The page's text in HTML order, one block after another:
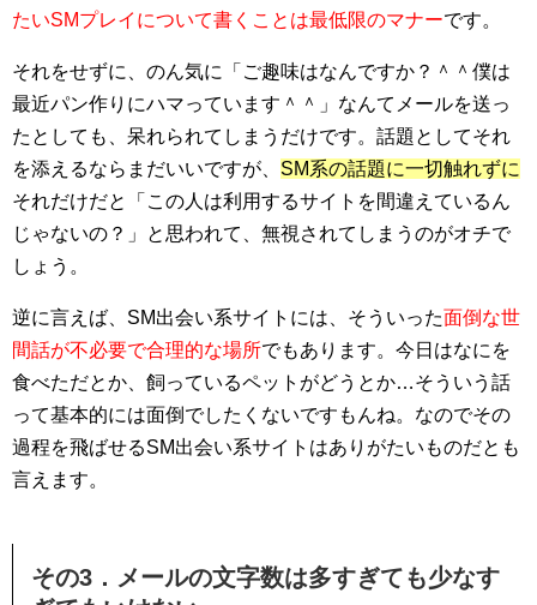
たいSMプレイについて書くことは最低限のマナーです。
それをせずに、のん気に「ご趣味はなんですか？＾＾僕は
最近パン作りにハマっています＾＾」なんてメールを送っ
たとしても、呆れられてしまうだけです。話題としてそれ
を添えるならまだいいですが、 SM系の話題に一切触れずに
それだけだと「この人は利用するサイトを間違えているん
じゃないの？」と思われて、無視されてしまうのがオチで
しょう。
逆に言えば、SM出会い系サイトには、そういった面倒な世
間話が不必要で合理的な場所でもあります。今日はなにを
食べただとか、飼っているペットがどうとか…そういう話
って基本的には面倒でしたくないですもんね。なのでその
過程を飛ばせるSM出会い系サイトはありがたいものだとも
言えます。
その3．メールの文字数は多すぎても少なす